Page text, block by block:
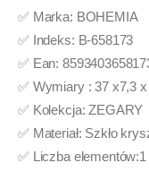
✅ Marka: BOHEMIA
✅ Indeks: B-658173
✅ Ean:
✅ Wymiary : 37 x7,3
✅ Kolekcja: ZEGARY
✅ Materiał: Szkło
✅ Liczba elementów:1